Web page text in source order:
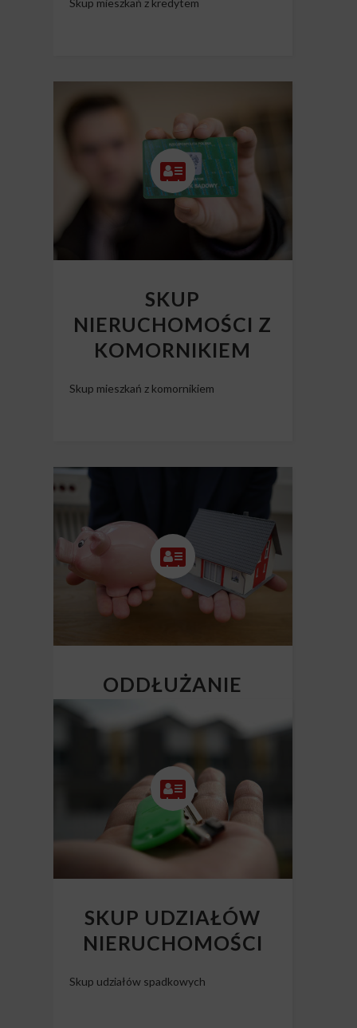
Skup mieszkań z kredytem
SKUP
NIERUCHOMOŚCI Z
KOMORNIKIEM
Skup mieszkań z komornikiem
ODDŁUŻANIE
NIERUCHOMOŚCI
SKUP UDZIAŁÓW
NIERUCHOMOŚCI
Skup udziałów spadkowych